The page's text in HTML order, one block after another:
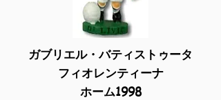
ガブリエル・バティストゥータ
フィオレンティーナ
ホーム1998